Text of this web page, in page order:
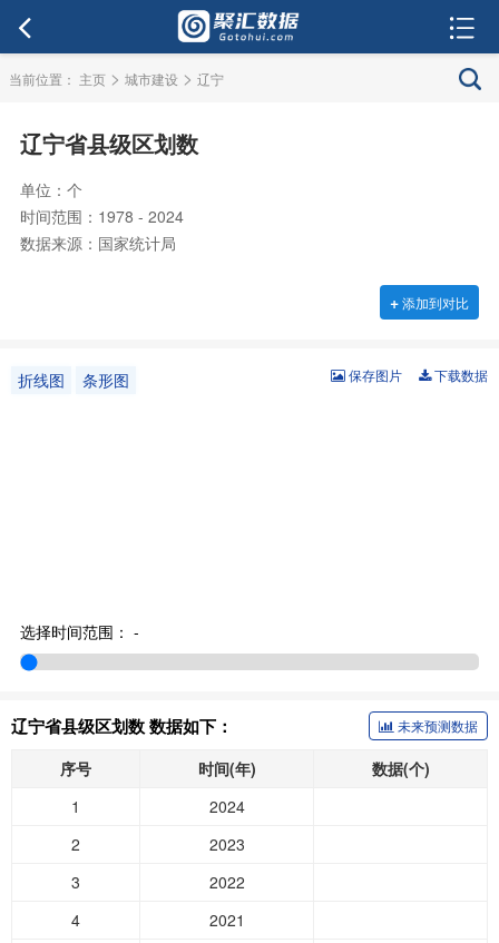
当前位置： 主页 > 城市建设 > 辽宁
辽宁省县级区划数
单位：个
时间范围：1978 - 2024
数据来源：国家统计局
+添加到对比
折线图 条形图 下载数据
保存图片
选择时间范围： -
辽宁省县级区划数 数据如下： 未来预测数据
序号 时间(年)
数据(个)
1
2024
2
2023
3
2022
4
2021